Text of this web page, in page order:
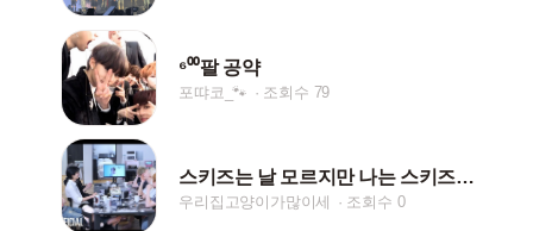
⁶⁰⁰팔 공약
포땨코_🐾 조회수 79
스키즈는 날 모르지만 나는 스키즈를 안다♡
우리집고양이가많이세 조회수 0